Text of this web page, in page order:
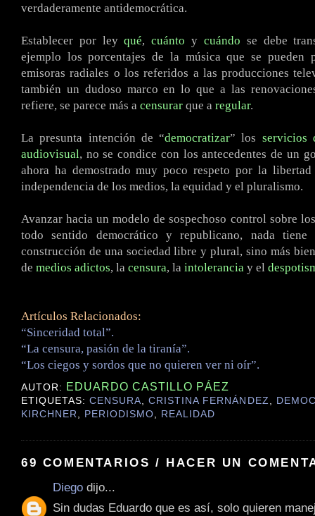
verdaderamente antidemocrática.
Establecer por leyqué,cuánto y cuándo se debe
ejemplo los porcentajes de la música que se pueden
emisoras radiales o los referidos a las producciones
también un dudoso marco en lo que a las
refiere, se parece más a censurar que a regular.
La presunta intención de “democratizar” los servicios
audiovisual, no se condice con los antecedentes de un
ahora ha demostrado muy poco respeto por la
independencia de los medios, la equidad y el pluralismo.
Avanzar hacia un modelo de sospechoso control sobre
todo sentido democrático y republicano, nada
construcción de una sociedad libre y plural, sino más
de medios adictos, la censura, la intolerancia y el
Artículos Relacionados:
“Sinceridad total”.
“La censura, pasión de la tiranía”.
“Los ciegos y sordos que no quieren ver ni oír”.
AUTOR: EDUARDO CASTILLO PÁEZ
ETIQUETAS:CENSURA,CRISTINA FERNÁNDEZ,
KIRCHNER, PERIODISMO, REALIDAD
69 COMENTARIOS / HACER UN
Diego dijo...
Sin dudas Eduardo que es así, solo quieren